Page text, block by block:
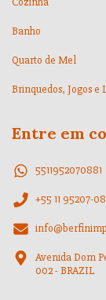
Banho
Quarto de Mel
Brinquedos, Jogos e
Entre em
5511952070881
+55 11 95207-
Avenida Dom
002 - BRAZIL